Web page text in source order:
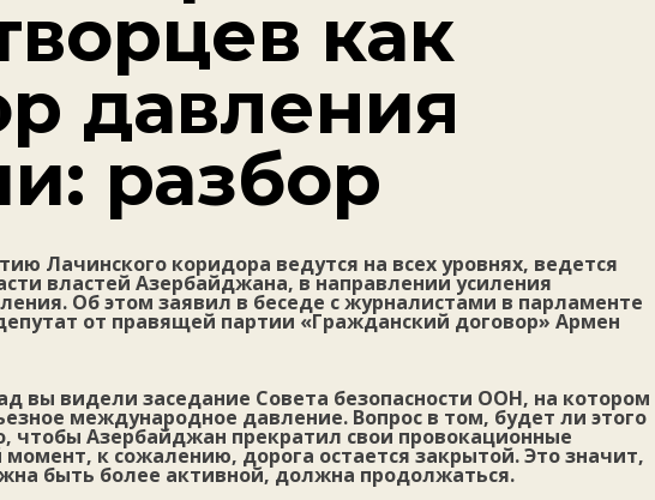
как
давления
разбор
Лачинского коридора ведутся на всех уровнях, ведется
властей Азербайджана, в направлении усиления
Об этом заявил в беседе с журналистами в парламенте
от правящей партии «Гражданский договор» Армен
вы видели заседание Совета безопасности ООН, на котором
международное давление. Вопрос в том, будет ли этого
чтобы Азербайджан прекратил свои провокационные
к сожалению, дорога остается закрытой. Это значит,
быть более активной, должна продолжаться.